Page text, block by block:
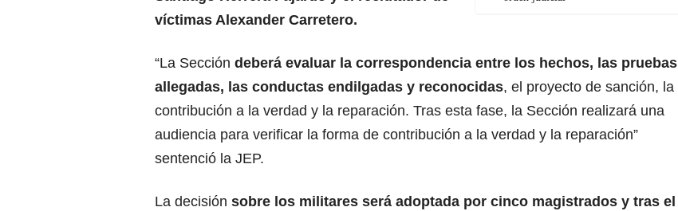
víctimas Alexander Carretero.
“La Sección deberá evaluar la correspondencia entre los hechos, las pruebas
allegadas, las conductas endilgadas y reconocidas, el proyecto de sanción, la
contribución a la verdad y la reparación. Tras esta fase, la Sección realizará una
audiencia para verificar la forma de contribución a la verdad y la reparación”
sentenció la JEP.
La decisión sobre los militares será adoptada por cinco magistrados y tras el